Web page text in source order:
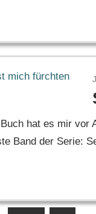
hat es mir
Band der Serie: